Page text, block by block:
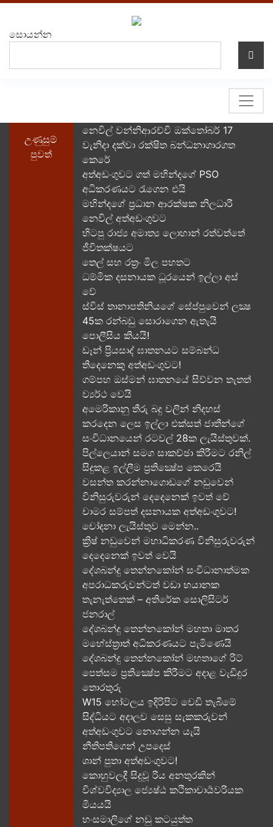
සොයන්න
උණුසුම්
පුවත්
නෙවිල් වන්නිආරච්චි ඔක්තෝබර් 17
වැනිදා දක්වා රක්ෂිත බන්ධනාගාරගත
කෙරේ
අත්අඩංගුවට ගත් මහින්දගේ PSO
අධිකරණයට රැගෙන එයි
මහින්දගේ ප්‍රධාන ආරක්ෂක නිලධාරී
නෙවිල් අත්අඩංගුවට
හිටපු රාජ්‍ය අමාත්‍ය ලොහාන් රත්වත්තේ
ජීවිතක්ෂයට
තෙල් සහ රත්‍රං මිල පහතට
ධම්මික දසනායක ධූරයෙන් ඉල්ලා අස්
වේ
ස්විස් තානාපතිනියගේ සේප්පුවෙන් ලක්‍ෂ
45ක රන්බඩු සොරාගෙන ඇතැයි
පොලීසිය කියයි!
ඩෑන් ප්‍රියසාද් ඝාතනයට සම්බන්ධ
තිදෙනෙකු අත්අඩංගුවට​!
ගම්පහ ඔස්මන් ඝාතනයේ සිව්වන තැතත්
ව්‍යර්ථ වෙයි
අමෙරිකානු තීරු බදු වලින් නිදහස්
කරදෙන ලෙස ඉල්ලා එක්සත් ජාතීන්ගේ
සංවිධානයෙන් රටවල් 28ක ලැයිස්තුවක්.
පිල්ලෙයාන් සමග සාකච්ඡා කිරීමට රනිල්
සිදුකළ ඉල්ලීම ප්‍රතික්‍ෂේප කෙරෙයි
වසන්ත කරන්නාගොඩගේ නඩුවෙන්
විනිසුරුවරුන් දෙදෙනෙක් ඉවත් වේ
චාමර සම්පත් දසනායක අත්අඩංගුවට​!
චෝදනා ලැයිස්තුව මෙන්න​..
ක්‍රිෂ් නඩුවෙන් මහාධිකරණ විනිසුරුවරුන්
දෙදෙනෙක් ඉවත් වෙයි
දේශබන්දු තෙන්නකෝන් සංවිධානාත්මක
අපරාධකරුවන්ටත් වඩා භයානක
තැනැත්තෙක් – අතිරේක සොලිසිටර්
ජනරාල්
දේශබන්දු තෙන්නකෝන් මහතා මාතර
මහේස්ත්‍රාත් අධිකරණයට පැමිණෙයි
දේශබන්දු තෙන්නකෝන් මහතාගේ රිට්
පෙත්සම ප්‍රතික්‍ෂේප කිරීමට අදාළ වැඩිදුර
තොරතුරු
W15 හෝටලය ඉදිරිපිට වෙඩි තැබීමේ
සිද්ධියට අදාලව​ සෙසු සැකකරුවන්
අත්අඩංගුවට නොගන්න යැයි
නීතිපතිගෙන් උපදෙස්
ශාන් පුතා අත්අඩංගුවට!
කොහුවලදී සිදුවූ රිය අනතුරකින්
විශ්වවිද්‍යාල ජ්‍යෙෂ්ඨ කථිකාචාර්‍යවරියක
මියයයි
හංසමාලිගේ නඩු කටයුත්ත